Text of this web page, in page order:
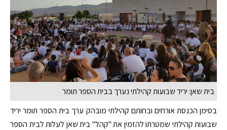
בית שאן: יריד שבועות קהילתי נערך בבית הספר תומר
בסימן הכנסת אורחים ובחותם קהילתי מובהק ערך בית הספר תומר יריד
שבועות קהילתי שמטרתו להזמין את "קהל" בית שאן לעלות לבית הספר